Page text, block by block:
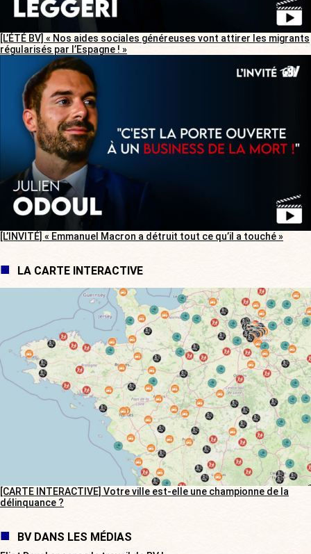
[L’ÉTÉ BV] « Nos aides sociales généreuses vont attirer les migrants
régularisés par l’Espagne ! »
[L’INVITÉ] « Emmanuel Macron a détruit tout ce qu’il a touché »
LA CARTE INTERACTIVE
[CARTE INTERACTIVE] Votre ville est-elle une championne de la
délinquance ?
BV DANS LES MÉDIAS